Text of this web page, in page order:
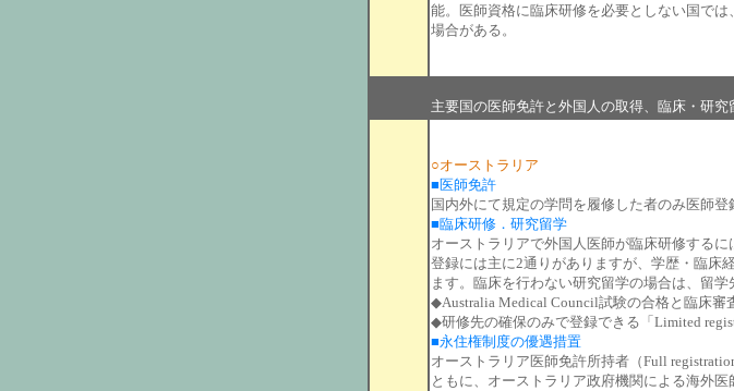
能。医師資格に臨床研修を必要としない国で
場合がある。
主要国の医師免許と外国人の取得、臨床・研究
○オーストラリア
■医師免許
国内外にて規定の学問を履修した者のみ医師登
■臨床研修．研究留学
オーストラリアで外国人医師が臨床研修するに
登録には主に2通りがありますが、学歴・臨床
ます。臨床を行わない研究留学の場合は、留
◆Australia Medical Council試験の合格と臨床審
◆研修先の確保のみで登録できる「Limited
■永住権制度の優遇措置
オーストラリア医師免許所持者（Full
ともに、オーストラリア政府機関による海外医